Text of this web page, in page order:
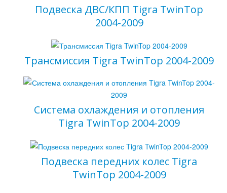
Подвеска ДВС/КПП Tigra TwinTop
2004-2009
Трансмиссия Tigra TwinTop 2004-2009
Система охлаждения и отопления
Tigra TwinTop 2004-2009
Подвеска передних колес Tigra
TwinTop 2004-2009